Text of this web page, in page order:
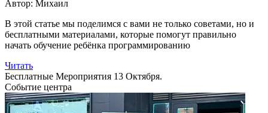
Автор: Михаил
В этой статье мы поделимся с вами не только советами, но и
бесплатными материалами, которые помогут правильно
начать обучение ребёнка программированию
Читать
Бесплатные Мероприятия 13 Октября.
Событие центра